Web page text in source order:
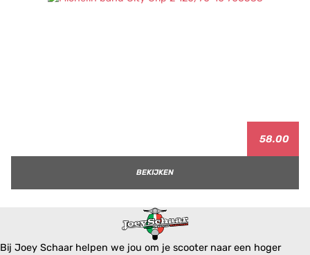
58.00
BEKIJKEN
Bij Joey Schaar helpen we jou om je scooter naar een hoger